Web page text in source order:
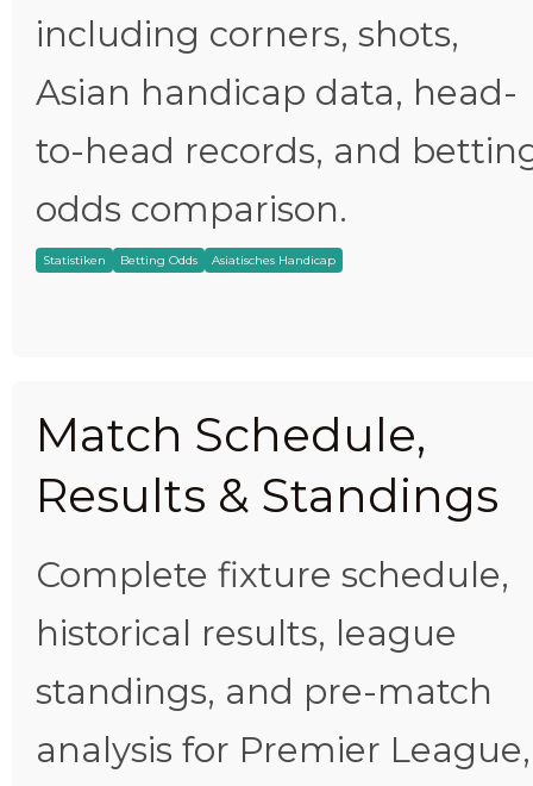
including corners, shots,
Asian handicap data, head-
to-head records, and
odds comparison.
Statistiken Betting Odds Asiatisches Handicap
Match Schedule,
Results & Standings
Complete fixture schedule,
historical results, league
standings, and pre-match
analysis for Premier League,